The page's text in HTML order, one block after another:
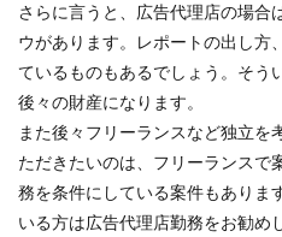
さらに言うと、広告代理店の場合
ウがあります。レポートの出し方
ているものもあるでしょう。そう
後々の財産になります。
また後々フリーランスなど独立を
ただきたいのは、フリーランスで
務を条件にしている案件もありま
いる方は広告代理店勤務をお勧め